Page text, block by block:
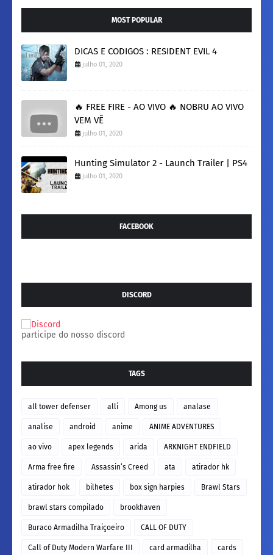
MOST POPULAR
DICAS E CODIGOS : RESIDENT EVIL 4
julho 01, 2020
🔥 FREE FIRE - AO VIVO 🔥 NOBRU AO VIVO
VEM VÊ
julho 01, 2020
Hunting Simulator 2 - Launch Trailer | PS4
julho 01, 2020
FACEBOOK
DISCORD
participe do nosso discord
TAGS
all tower defenser alli Among us analase
analise android anime ANIME ADVENTURES
ao vivo apex legends arida ARKNIGHT ENDFIELD
Arma free fire Assassin’s Creed ata atirador hk
atirador hok bilhetes box sign harpies Brawl Stars
brawl stars compilado brookhaven
Buraco Armadilha Traiçoeiro CALL OF DUTY
Call of Duty Modern Warfare III card armadilha cards